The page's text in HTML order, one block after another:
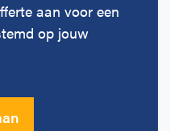
aan voor een
op jouw